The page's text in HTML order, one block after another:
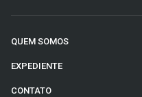
QUEM SOMOS
EXPEDIENTE
CONTATO